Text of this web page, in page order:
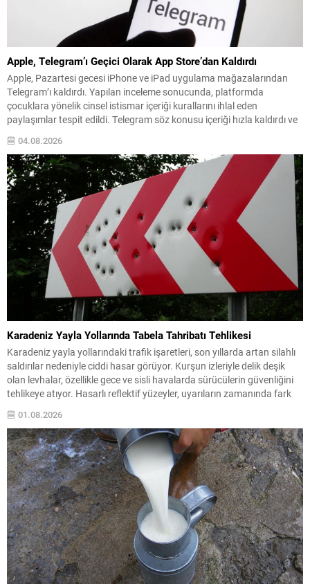
Apple, Telegram’ı Geçici Olarak App Store’dan Kaldırdı
Apple, Pazartesi gecesi iPhone ve iPad uygulama mağazalarından
Telegram’ı kaldırdı. Yapılan inceleme sonucunda, platformda
çocuklara yönelik cinsel istismar içeriği kurallarını ihlal eden
paylaşımlar tespit edildi. Telegram söz konusu içeriği hızla kaldırdı ve
yeniden App Store’da yer aldı. Apple’ın İncelemesi ve Telegram’ın
Yanıtı...
04.08.2026
Karadeniz Yayla Yollarında Tabela Tahribatı Tehlikesi
Karadeniz yayla yollarındaki trafik işaretleri, son yıllarda artan silahlı
saldırılar nedeniyle ciddi hasar görüyor. Kurşun izleriyle delik deşik
olan levhalar, özellikle gece ve sisli havalarda sürücülerin güvenliğini
tehlikeye atıyor. Hasarlı reflektif yüzeyler, uyarıların zamanında fark
yükseltiyor. Bölge halkı ve sık yolculuk yapan...
01.08.2026